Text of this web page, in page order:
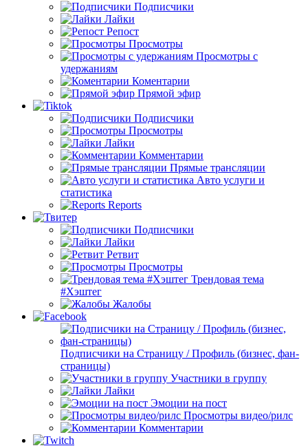
Подписчики
Лайки
Репост
Просмотры
Просмотры с
удержаниям
Коментарии
Прямой эфир
Подписчики
Просмотры
Лайки
Комментарии
Прямые трансляции
Авто услуги и
статистика
Reports
Подписчики
Лайки
Ретвит
Просмотры
Трендовая тема
#Хэштег
Жалобы
Подписчики на Страницу / Профиль (бизнес, фан-
страницы)
Участники в группу
Лайки
Эмоции на пост
Просмотры видео/рилс
Комментарии